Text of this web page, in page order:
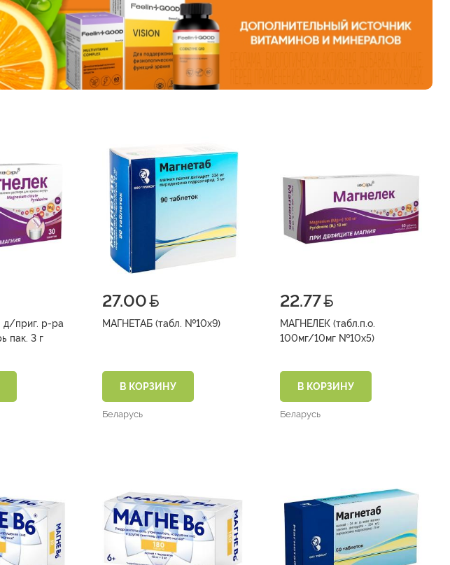
д/приг. р-ра
г
27.00
МАГНЕТАБ (табл. №10х9)
В КОРЗИНУ
Беларусь
22.77
МАГНЕЛЕК (табл.п.о.
100мг/10мг №10х5)
В КОРЗИНУ
Беларусь